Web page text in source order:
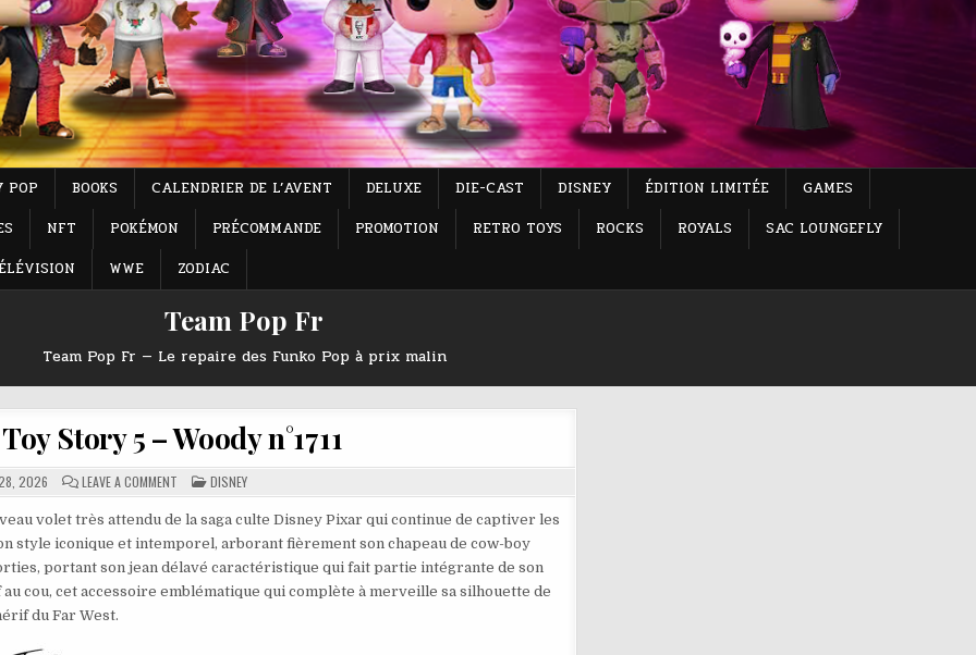
POP BOOKS CALENDRIER DE L’AVENT DELUXE DIE-CAST DISNEY ÉDITION LIMITÉE
GAMES
NFT POKÉMON PRÉCOMMANDE PROMOTION RETRO TOYS ROCKS ROYALS
SAC LOUNGEFLY
WWE ZODIAC
Team Pop Fr
Team Pop Fr — Le repaire des Funko Pop à prix malin
Story 5 – Woody n°1711
2026 LEAVE A COMMENTON
FUNKO
DISNEY
STORY
5
–
WOODY
N°1711
POSTED
IN
DISNEY
volet très attendu de la saga culte Disney Pixar qui continue de captiver les
style iconique et intemporel, arborant fièrement son chapeau de cow-boy
portant son jean délavé caractéristique qui fait partie intégrante de son
cou, cet accessoire emblématique qui complète à merveille sa silhouette de
du Far West.